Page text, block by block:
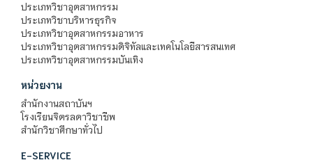
ประเภทวิชาอุตสาหกรรม
ประเภทวิชาบริหารธุรกิจ
ประเภทวิชาอุตสาหกรรมอาหาร
ประเภทวิชาอุตสาหกรรมดิจิทัลและเทคโนโลยีสารสนเทศ
ประเภทวิชาอุตสาหกรรมบันเทิง
หน่วยงาน
สำนักงานสถาบันฯ
โรงเรียนจิตรลดาวิชาชีพ
สำนักวิชาศึกษาทั่วไป
E-SERVICE